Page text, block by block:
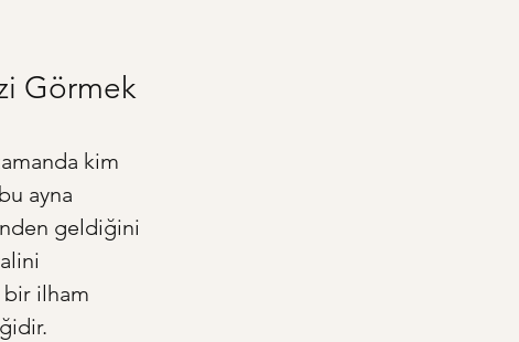
Görmek
kim
ayna
geldiğini
ilham